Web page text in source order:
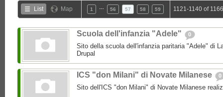
List Map 1 56 57 58 59 1121-1140 of
Scuola dell'infanzia "Adele" 0
Sito della scuola dell'infanzia paritaria "Adele" di
Drupal
ICS "don Milani" di Novate Milanese 0
Sito dell'ICS "don Milani" di Novate Milanese